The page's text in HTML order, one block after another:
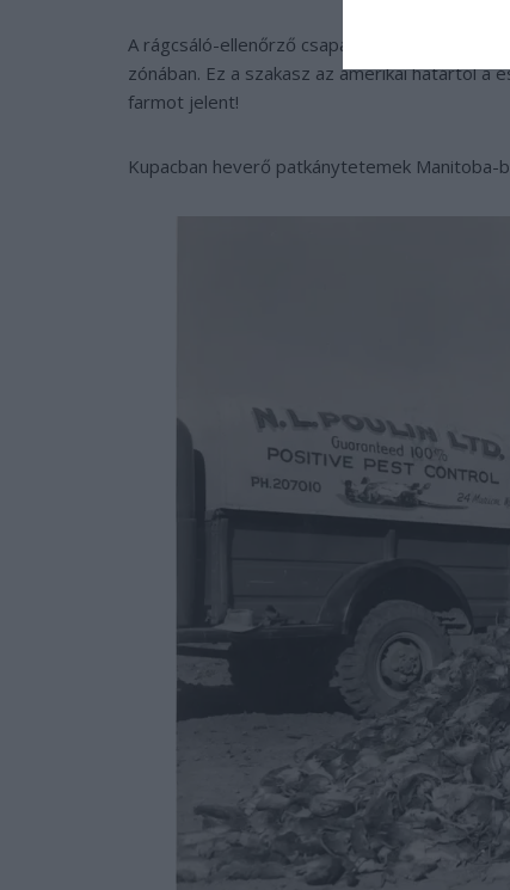
A rágcsáló-ellenőrző csapat feladata a
zónában. Ez a szakasz az amerikai határtól a
farmot jelent!
Kupacban heverő patkánytetemek Manitoba-